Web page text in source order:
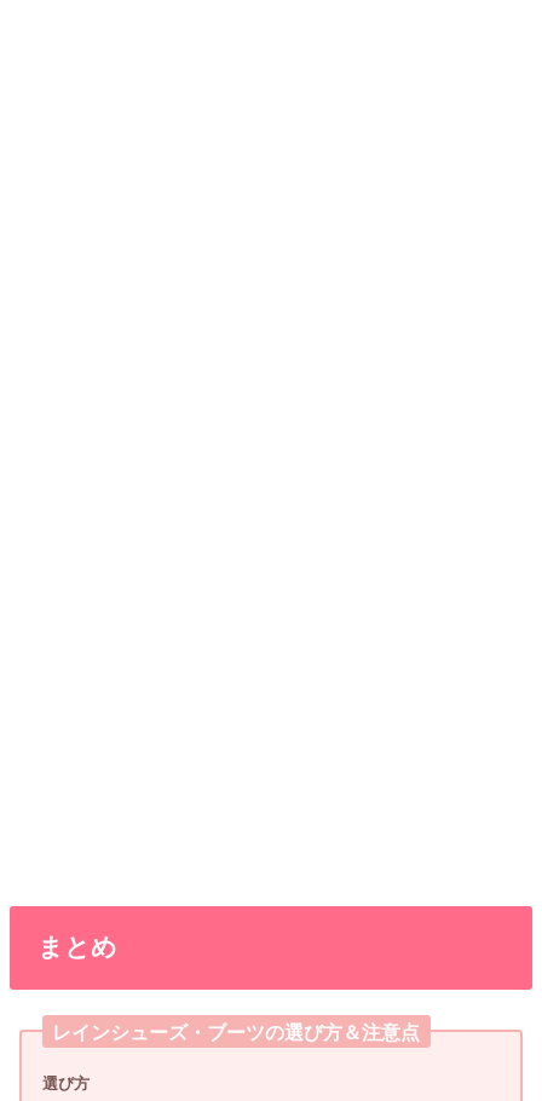
まとめ
レインシューズ・ブーツの選び方＆注意点
選び方